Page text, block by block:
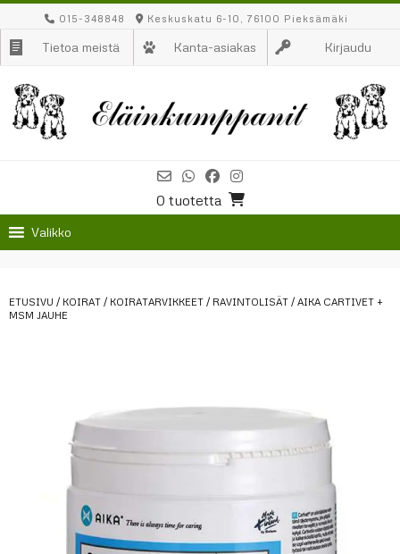
to
content
015-348848 Keskuskatu 6-10, 76100 Pieksämäki
Tietoa meistä Kanta-asiakas Kirjaudu
0 tuotetta
Valikko
ETUSIVU / KOIRAT / KOIRATARVIKKEET / RAVINTOLISÄT / AIKA CARTIVET +
MSM JAUHE